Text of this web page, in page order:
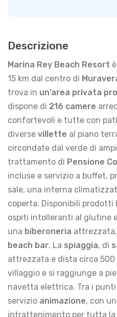
Descrizione
Marina Rey Beach Resort
15 km dal centro di
trova in un’area privata
dispone di 216 camere
confortevoli e tutte con
diverse villette al piano
circondate dal verde di
trattamento di Pensione
incluse e servizio a buffet,
sale, una interna
coperta. Disponibili
ospiti intolleranti al glutine
una biberoneria
beach bar. La spiaggia, di
attrezzata e dista circa 500
villaggio e si raggiunge a
navetta elettrica. Tra i
servizio animazione, con
intrattenimento per tutta la